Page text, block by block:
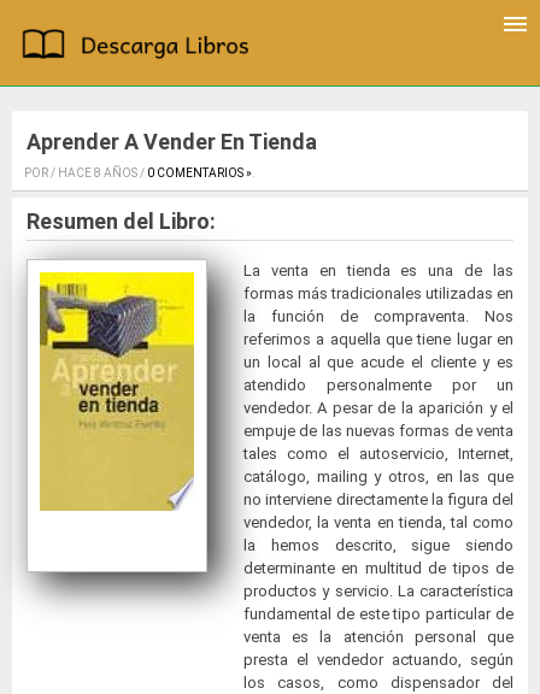
Aprender A Vender En Tienda
POR / HACE 8 AÑOS / 0 COMENTARIOS ».
Resumen del Libro:
La venta en tienda es una de las
formas más tradicionales utilizadas en
la función de compraventa. Nos
referimos a aquella que tiene lugar en
un local al que acude el cliente y es
atendido personalmente por un
vendedor. A pesar de la aparición y el
empuje de las nuevas formas de venta
tales como el autoservicio, Internet,
catálogo, mailing y otros, en las que
no interviene directamente la figura del
vendedor, la venta en tienda, tal como
la hemos descrito, sigue siendo
determinante en multitud de tipos de
productos y servicio. La característica
fundamental de este tipo particular de
venta es la atención personal que
presta el vendedor actuando, según
los casos, como dispensador del